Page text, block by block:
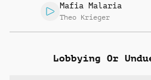
Mafia Malaria
Theo Krieger
Lobbying Or